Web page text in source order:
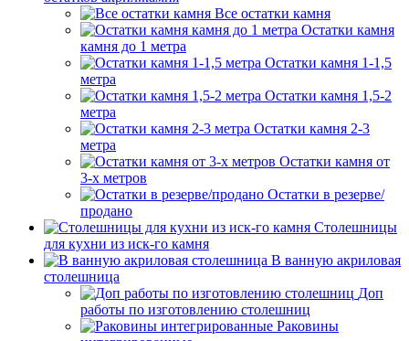
Все остатки камня
Остатки камня
камня до 1 метра
Остатки камня 1-1,5
метра
Остатки камня 1,5-2
метра
Остатки камня 2-3
метра
Остатки камня от
3-х метров
Остатки в резерве/
продано
Столешницы
для кухни из иск-го камня
В ванную акриловая
столешница
Доп
работы по изготовлению столешниц
Раковины